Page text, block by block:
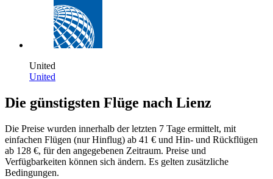
United
United
Die günstigsten Flüge nach Lienz
Die Preise wurden innerhalb der letzten 7 Tage ermittelt, mit
einfachen Flügen (nur Hinflug) ab 41 € und Hin- und Rückflügen
ab 128 €, für den angegebenen Zeitraum. Preise und
Verfügbarkeiten können sich ändern. Es gelten zusätzliche
Bedingungen.